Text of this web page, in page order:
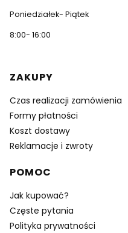
Poniedziałek- Piątek
8:00- 16:00
Linki w stopce
ZAKUPY
Czas realizacji zamówienia
Formy płatności
Koszt dostawy
Reklamacje i zwroty
POMOC
Jak kupować?
Częste pytania
Polityka prywatności